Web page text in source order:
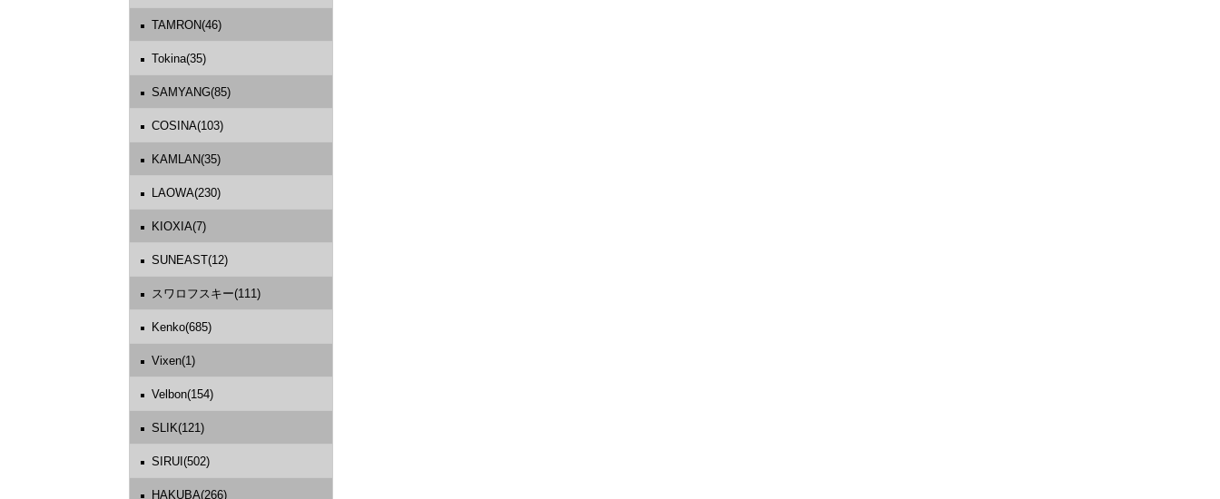
TAMRON(46)
Tokina(35)
SAMYANG(85)
COSINA(103)
KAMLAN(35)
LAOWA(230)
KIOXIA(7)
SUNEAST(12)
スワロフスキー(111)
Kenko(685)
Vixen(1)
Velbon(154)
SLIK(121)
SIRUI(502)
HAKUBA(266)